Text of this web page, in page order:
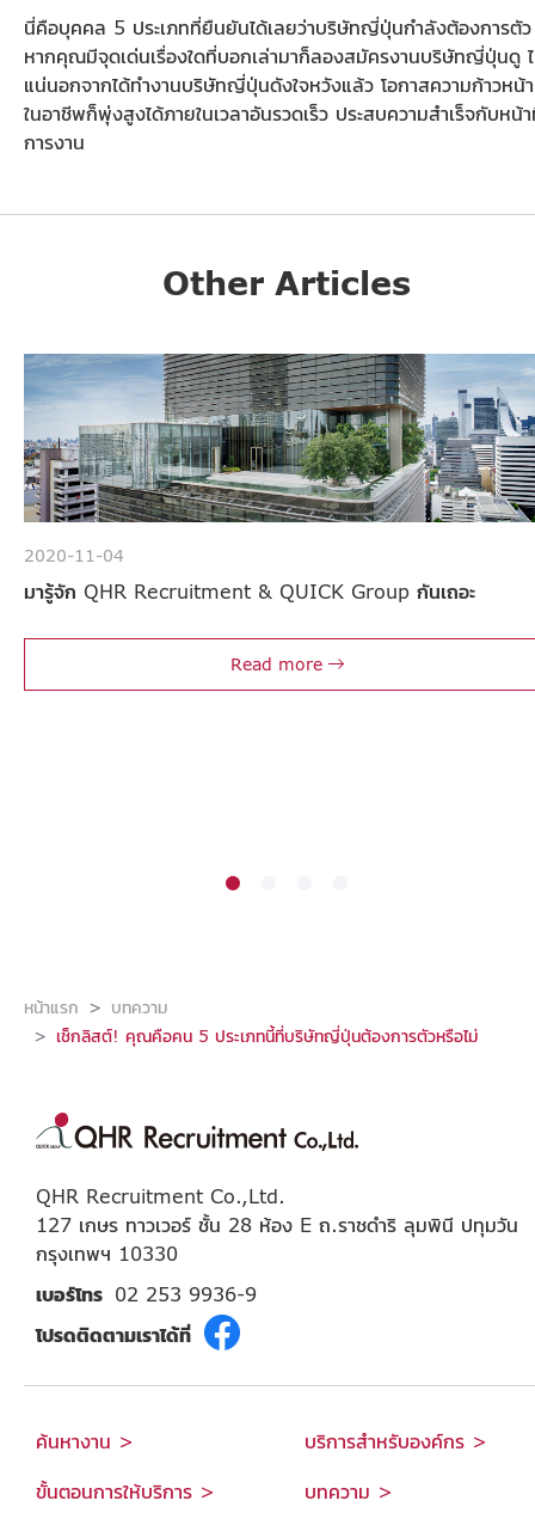
นี่คือบุคคล 5 ประเภทที่ยืนยันได้เลยว่าบริษัทญี่ปุ่นกำลังต้องการตัว
หากคุณมีจุดเด่นเรื่องใดที่บอกเล่ามาก็ลองสมัครงานบริษัทญี่ปุ่นดู
แน่นอกจากได้ทำงานบริษัทญี่ปุ่นดังใจหวังแล้ว โอกาสความก้าวหน้า
ในอาชีพก็พุ่งสูงได้ภายในเวลาอันรวดเร็ว ประสบความสำเร็จกับหน้
การงาน
Other Articles
2020-11-04
มารู้จัก QHR Recruitment & QUICK Group กันเถอะ
Read more
หน้าแรก
บทความ
เช็กลิสต์! คุณคือคน 5 ประเภทนี้ที่บริษัทญี่ปุ่นต้องการตัวหรือไม่
QHR Recruitment Co.,Ltd.
127 เกษร ทาวเวอร์ ชั้น 28 ห้อง E ถ.ราชดำริ ลุมพินี ปทุมวัน
กรุงเทพฯ 10330
เบอร์โทร 02 253 9936-9
โปรดติดตามเราได้ที่
ค้นหางาน > บริการสำหรับองค์กร >
ขั้นตอนการให้บริการ > บทความ >